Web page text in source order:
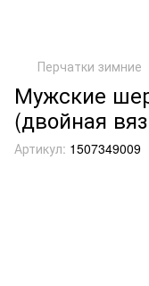
Перчатки зимние
Мужские
(двойная
Артикул: 1507349009